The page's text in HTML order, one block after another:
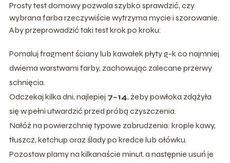
Prosty test domowy pozwala szybko sprawdzić, czy
wybrana farba rzeczywiście wytrzyma mycie i szorowanie.
Aby przeprowadzić taki test krok po kroku:
Pomaluj fragment ściany lub kawałek płyty g-k co najmniej
dwiema warstwami farby, zachowując zalecane przerwy
schnięcia.
Odczekaj kilka dni, najlepiej 7–14, żeby powłoka zdążyła
się w pełni utwardzić przed próbą czyszczenia.
Nałóż na powierzchnię typowe zabrudzenia: krople kawy,
tłuszcz, ketchup oraz ślady po kredce lub ołówku.
Pozostaw plamy na kilkanaście minut, a następnie usuń je